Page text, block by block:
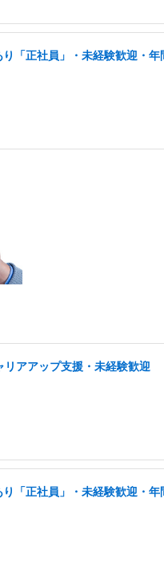
「正社員」・未経験歓迎・
アアップ支援・未経験歓迎
「正社員」・未経験歓迎・